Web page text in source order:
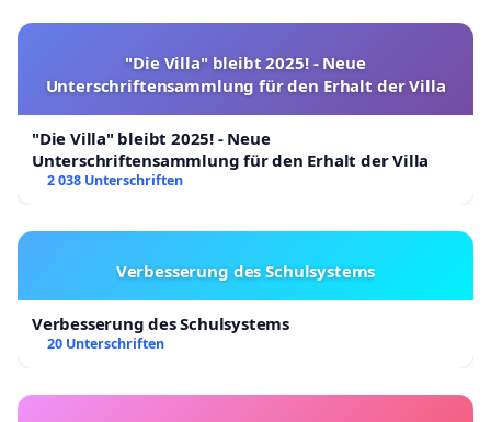
"Die Villa" bleibt 2025! - Neue
Unterschriftensammlung für den Erhalt der Villa
"Die Villa" bleibt 2025! - Neue
Unterschriftensammlung für den Erhalt der Villa
2 038 Unterschriften
Verbesserung des Schulsystems
Verbesserung des Schulsystems
20 Unterschriften